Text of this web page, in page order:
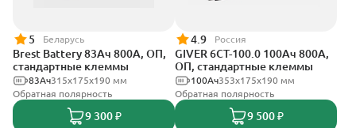
5 Беларусь
Brest Battery 83Ач 800А, ОП,
стандартные клеммы
315x175x190 мм
83Ач
Обратная полярность
9 300 ₽
4.9 Россия
GIVER 6CT-100.0 100Ач 800А,
ОП, стандартные клеммы
353х175х190 мм
100Ач
Обратная полярность
9 500 ₽